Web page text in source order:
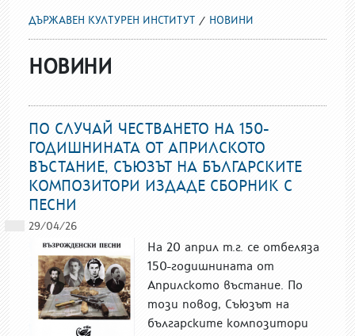
ДЪРЖАВЕН КУЛТУРЕН ИНСТИТУТ НОВИНИ
НОВИНИ
ПО СЛУЧАЙ ЧЕСТВАНЕТО НА 150-
ГОДИШНИНАТА ОТ АПРИЛСКОТО
ВЪСТАНИЕ, СЪЮЗЪТ НА БЪЛГАРСКИТЕ
КОМПОЗИТОРИ ИЗДАДЕ СБОРНИК С
ПЕСНИ
29/04/26
На 20 април т.г. се отбеляза
150-годишнината от
Априлското въстание. По
този повод, Съюзът на
българските композитори